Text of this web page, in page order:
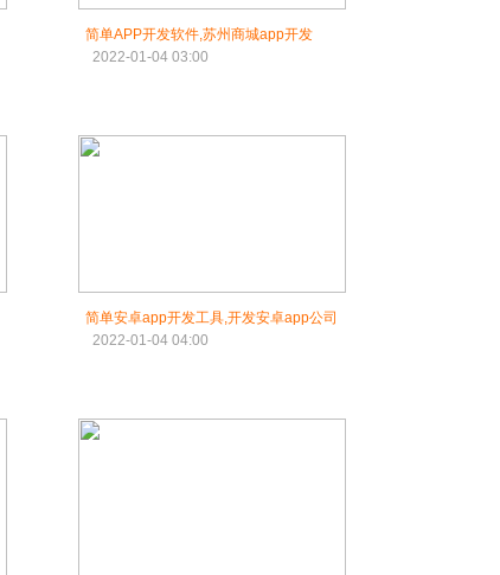
简单APP开发软件,苏州商城app开发
2022-01-04 03:00
简单安卓app开发工具,开发安卓app公司
2022-01-04 04:00